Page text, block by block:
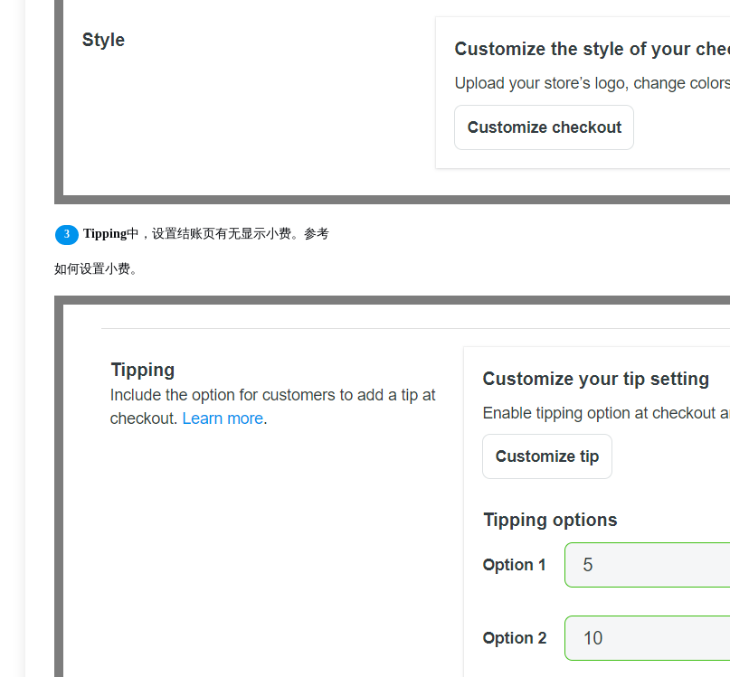
Tipping中，设置结账页有无显示小费。参考
如何设置小费。